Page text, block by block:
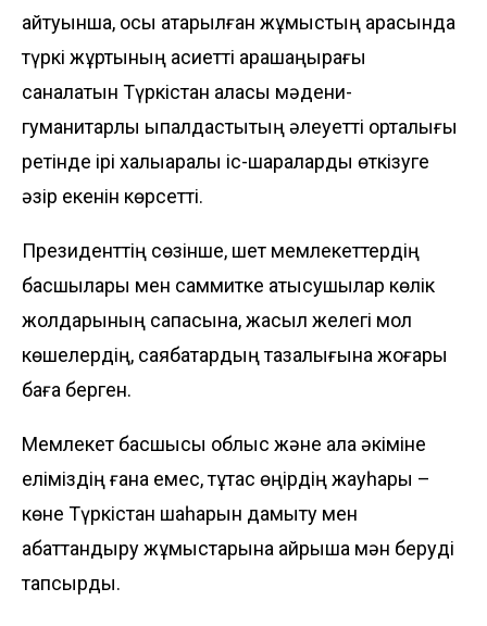
айтуынша, осы атқарылған жұмыстың арқасында
түркі жұртының қасиетті қарашаңырағы
саналатын Түркістан қаласы мәдени-
гуманитарлық ықпалдастықтың әлеуетті орталығы
ретінде ірі халықаралық іс-шараларды өткізуге
әзір екенін көрсетті.
Президенттің сөзінше, шет мемлекеттердің
басшылары мен саммитке қатысушылар көлік
жолдарының сапасына, жасыл желегі мол
көшелердің, саябақтардың тазалығына жоғары
баға берген.
Мемлекет басшысы облыс және қала әкіміне
еліміздің ғана емес, тұтас өңірдің жауһары –
көне Түркістан шаһарын дамыту мен
абаттандыру жұмыстарына айрықша мән беруді
тапсырды.